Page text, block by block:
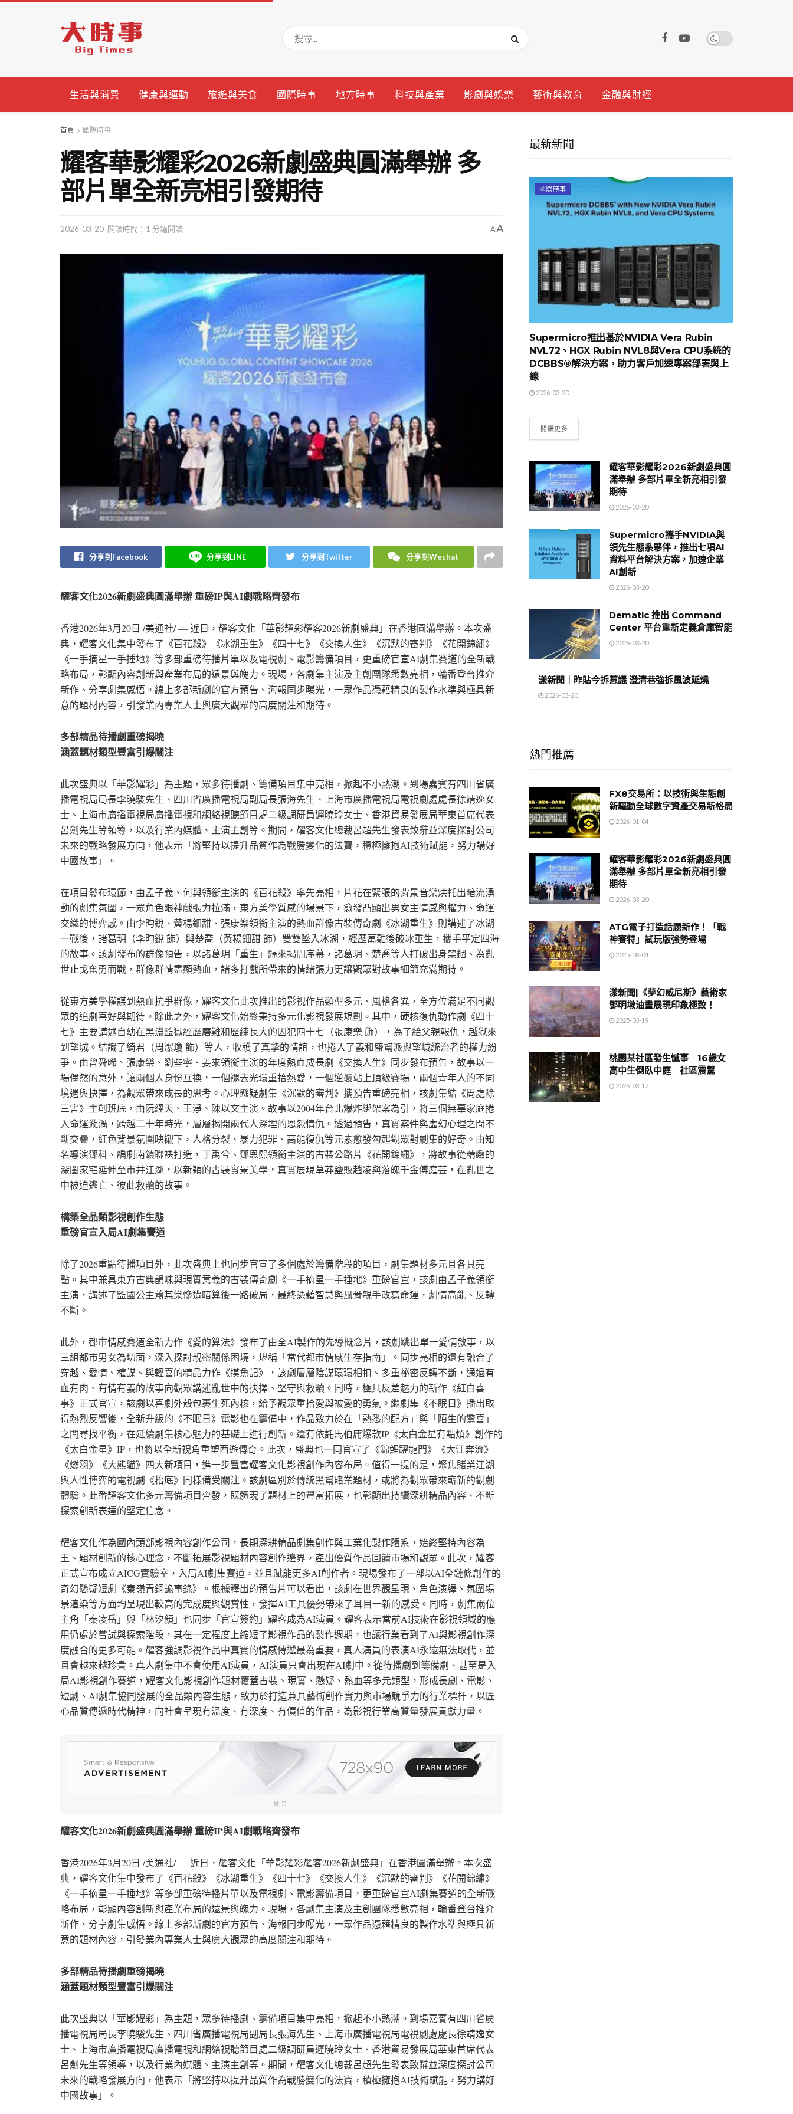
生活與消費 健康與運動 旅遊與美食 國際時事 地方時事 科技與產業 影劇與娛樂 藝術與教育 金融與財經
首頁 國際時事
耀客華影耀彩2026新劇盛典圓滿舉辦 多
部片單全新亮相引發期待
2026-03-20 閱讀時間：1 分鐘閱讀 AA
分享到Facebook 分享到LINE 分享到Twitter 分享到Wechat
耀客文化2026新劇盛典圓滿舉辦 重磅IP與AI劇戰略齊發布
香港2026年3月20日 /美通社/ — 近日，耀客文化「華影耀彩耀客2026新劇盛典」在香港圓滿舉辦。本次盛
典，耀客文化集中發布了《百花殺》《冰湖重生》《四十七》《交換人生》《沉默的審判》《花開錦繡》
《一手摘星一手捶地》等多部重磅待播片單以及電視劇、電影籌備項目，更重磅官宣AI劇集賽道的全新戰
略布局，彰顯內容創新與產業布局的遠景與魄力。現場，各劇集主演及主創團隊悉數亮相，輪番登台推介
新作、分享劇集感悟。線上多部新劇的官方預告、海報同步曝光，一眾作品憑藉精良的製作水準與極具新
意的題材內容，引發業內專業人士與廣大觀眾的高度關注和期待。
多部精品待播劇重磅揭曉
涵蓋題材類型豐富引爆關注
此次盛典以「華影耀彩」為主題，眾多待播劇、籌備項目集中亮相，掀起不小熱潮。到場嘉賓有四川省廣
播電視局局長李曉駿先生、四川省廣播電視局副局長張海先生、上海市廣播電視局電視劇處處長徐靖逸女
士、上海市廣播電視局廣播電視和網絡視聽節目處二級調研員遲曉玲女士、香港貿易發展局華東首席代表
呂劍先生等領導，以及行業內媒體、主演主創等。期間，耀客文化總裁呂超先生發表致辭並深度探討公司
未來的戰略發展方向，他表示「將堅持以提升品質作為戰勝變化的法寶，積極擁抱AI技術賦能，努力講好
中國故事」。
在項目發布環節，由孟子義、何與領銜主演的《百花殺》率先亮相，片花在緊張的背景音樂烘托出暗流湧
動的劇集氛圍，一眾角色眼神戲張力拉滿，東方美學質感的場景下，愈發凸顯出男女主情感與權力、命運
交織的博弈感。由李昀銳、黃楊鈿甜、張康樂領銜主演的熱血群像古裝傳奇劇《冰湖重生》則講述了冰湖
一戰後，諸葛玥（李昀銳 飾）與楚喬（黃楊鈿甜 飾）雙雙墜入冰湖，經歷萬難後破冰重生，攜手平定四海
的故事。該劇發布的群像預告，以諸葛玥「重生」歸來揭開序幕，諸葛玥、楚喬等人打破出身禁錮、為亂
世止戈奮勇而戰，群像群情盡顯熱血，諸多打戲所帶來的情緒張力更讓觀眾對故事細節充滿期待。
從東方美學權謀到熱血抗爭群像，耀客文化此次推出的影視作品類型多元、風格各異，全方位滿足不同觀
眾的追劇喜好與期待。除此之外，耀客文化始終秉持多元化影視發展規劃。其中，硬核復仇動作劇《四十
七》主要講述自幼在黑淵監獄經歷磨難和歷練長大的囚犯四十七（張康樂 飾），為了給父親報仇，越獄來
到望城。結識了綺君（周潔瓊 飾）等人，收穫了真摯的情誼，也捲入了義和盛幫派與望城統治者的權力紛
爭。由曾舜晞、張康樂、劉些寧、姜來領銜主演的年度熱血成長劇《交換人生》同步發布預告，故事以一
場偶然的意外，讓兩個人身份互換，一個褪去光環重拾熱愛，一個逆襲站上頂級賽場，兩個青年人的不同
境遇與抉擇，為觀眾帶來成長的思考。心理懸疑劇集《沉默的審判》攜預告重磅亮相，該劇集結《周處除
三害》主創班底，由阮經天、王淨、陳以文主演。故事以2004年台北爆炸綁架案為引，將三個無辜家庭捲
入命運漩渦，跨越二十年時光，層層揭開兩代人深埋的恩怨情仇。透過預告，真實案件與虛幻心理之間不
斷交疊，紅色背景氛圍映襯下，人格分裂、暴力犯罪、高能復仇等元素愈發勾起觀眾對劇集的好奇。由知
名導演鄧科、編劇南鎮聯袂打造，丁禹兮、鄧恩熙領銜主演的古裝公路片《花開錦繡》，將故事從精緻的
深閨家宅延伸至市井江湖，以新穎的古裝實景美學，真實展現草莽鹽販趙凌與落魄千金傅庭芸，在亂世之
中被迫逃亡、彼此救贖的故事。
構築全品類影視創作生態
重磅官宣入局AI劇集賽道
除了2026重點待播項目外，此次盛典上也同步官宣了多個處於籌備階段的項目，劇集題材多元且各具亮
點。其中兼具東方古典韻味與現實意義的古裝傳奇劇《一手摘星一手捶地》重磅官宣，該劇由孟子義領銜
主演，講述了監國公主蕭其棠慘遭暗算後一路破局，最終憑藉智慧與風骨親手改寫命運，劇情高能、反轉
不斷。
此外，都市情感賽道全新力作《愛的算法》發布了由全AI製作的先導概念片，該劇跳出單一愛情敘事，以
三組都市男女為切面，深入探討親密關係困境，堪稱「當代都市情感生存指南」。同步亮相的還有融合了
穿越、愛情、權謀、與輕喜的精品力作《摸魚記》，該劇層層陰謀環環相扣、多重祕密反轉不斷，通過有
血有肉、有情有義的故事向觀眾講述亂世中的抉擇、堅守與救贖。同時，極具反差魅力的新作《紅白喜
事》正式官宣，該劇以喜劇外殼包裹生死內核，給予觀眾重拾愛與被愛的勇氣。繼劇集《不眠日》播出取
得熱烈反響後，全新升級的《不眠日》電影也在籌備中，作品致力於在「熟悉的配方」與「陌生的驚喜」
之間尋找平衡，在延續劇集核心魅力的基礎上進行創新。還有依託馬伯庸爆款IP《太白金星有點煩》創作的
《太白金星》IP，也將以全新視角重塑西遊傳奇。此次，盛典也一同官宣了《錦鯉躍龍門》《大江奔流》
《燃羽》《大熊貓》四大新項目，進一步豐富耀客文化影視創作內容布局。值得一提的是，聚焦賭業江湖
與人性博弈的電視劇《枱底》同樣備受關注。該劇區別於傳統黑幫賭業題材，或將為觀眾帶來嶄新的觀劇
體驗。此番耀客文化多元籌備項目齊發，既體現了題材上的豐富拓展，也彰顯出持續深耕精品內容、不斷
探索創新表達的堅定信念。
耀客文化作為國內頭部影視內容創作公司，長期深耕精品劇集創作與工業化製作體系，始終堅持內容為
王、題材創新的核心理念，不斷拓展影視題材內容創作邊界，產出優質作品回饋市場和觀眾。此次，耀客
正式宣布成立AICG實驗室，入局AI劇集賽道，並且賦能更多AI創作者。現場發布了一部以AI全鏈條創作的
奇幻懸疑短劇《秦嶺青銅詭事錄》。根據釋出的預告片可以看出，該劇在世界觀呈現、角色演繹、氛圍場
景渲染等方面均呈現出較高的完成度與觀賞性，發揮AI工具優勢帶來了耳目一新的感受。同時，劇集兩位
主角「秦凌岳」與「林汐顏」也同步「官宣簽約」耀客成為AI演員。耀客表示當前AI技術在影視領域的應
用仍處於嘗試與探索階段，其在一定程度上縮短了影視作品的製作週期，也讓行業看到了AI與影視創作深
度融合的更多可能。耀客強調影視作品中真實的情感傳遞最為重要，真人演員的表演AI永遠無法取代，並
且會越來越珍貴。真人劇集中不會使用AI演員，AI演員只會出現在AI劇中。從待播劇到籌備劇、甚至是入
局AI影視創作賽道，耀客文化影視創作題材覆蓋古裝、現實、懸疑、熱血等多元類型，形成長劇、電影、
短劇、AI劇集協同發展的全品類內容生態，致力於打造兼具藝術創作實力與市場競爭力的行業標杆，以匠
心品質傳遞時代精神，向社會呈現有溫度、有深度、有價值的作品，為影視行業高質量發展貢獻力量。
廣告
耀客文化2026新劇盛典圓滿舉辦 重磅IP與AI劇戰略齊發布
香港2026年3月20日 /美通社/ — 近日，耀客文化「華影耀彩耀客2026新劇盛典」在香港圓滿舉辦。本次盛
典，耀客文化集中發布了《百花殺》《冰湖重生》《四十七》《交換人生》《沉默的審判》《花開錦繡》
《一手摘星一手捶地》等多部重磅待播片單以及電視劇、電影籌備項目，更重磅官宣AI劇集賽道的全新戰
略布局，彰顯內容創新與產業布局的遠景與魄力。現場，各劇集主演及主創團隊悉數亮相，輪番登台推介
新作、分享劇集感悟。線上多部新劇的官方預告、海報同步曝光，一眾作品憑藉精良的製作水準與極具新
意的題材內容，引發業內專業人士與廣大觀眾的高度關注和期待。
多部精品待播劇重磅揭曉
涵蓋題材類型豐富引爆關注
此次盛典以「華影耀彩」為主題，眾多待播劇、籌備項目集中亮相，掀起不小熱潮。到場嘉賓有四川省廣
播電視局局長李曉駿先生、四川省廣播電視局副局長張海先生、上海市廣播電視局電視劇處處長徐靖逸女
士、上海市廣播電視局廣播電視和網絡視聽節目處二級調研員遲曉玲女士、香港貿易發展局華東首席代表
呂劍先生等領導，以及行業內媒體、主演主創等。期間，耀客文化總裁呂超先生發表致辭並深度探討公司
未來的戰略發展方向，他表示「將堅持以提升品質作為戰勝變化的法寶，積極擁抱AI技術賦能，努力講好
中國故事」。
最新新聞
國際時事
Supermicro推出基於NVIDIA Vera Rubin
NVL72、HGX Rubin NVL8與Vera CPU系統的
DCBBS®解決方案，助力客戶加速專案部署與上
線
2026-03-20
閱讀更多
耀客華影耀彩2026新劇盛典圓
滿舉辦 多部片單全新亮相引發
期待
2026-03-20
Supermicro攜手NVIDIA與
領先生態系夥伴，推出七項AI
資料平台解決方案，加速企業
AI創新
2026-03-20
Dematic 推出 Command
Center 平台重新定義倉庫智能
2026-03-20
漾新聞｜昨貼今拆惹議 澄清巷強拆風波延燒
2026-03-20
熱門推薦
FX8交易所：以技術與生態創
新驅動全球數字資產交易新格局
2026-01-04
耀客華影耀彩2026新劇盛典圓
滿舉辦 多部片單全新亮相引發
期待
2026-03-20
ATG電子打造話題新作！「戰
神賽特」試玩版強勢登場
2025-08-04
漾新聞|《夢幻威尼斯》藝術家
鄧明墩油畫展現印象極致！
2025-03-19
桃園某社區發生憾事 16歲女
高中生倒臥中庭 社區震驚
2026-03-17